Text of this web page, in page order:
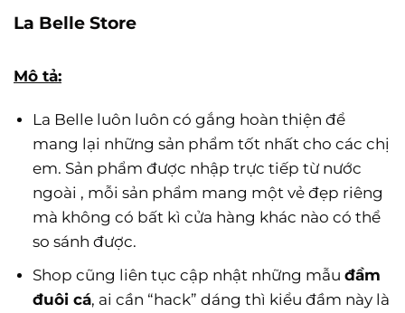
La Belle Store
Mô tả:
La Belle luôn luôn có gắng hoàn thiện để
mang lại những sản phẩm tốt nhất cho các chị
em. Sản phẩm được nhập trực tiếp từ nước
ngoài , mỗi sản phẩm mang một vẻ đẹp riêng
mà không có bất kì cửa hàng khác nào có thể
so sánh được.
Shop cũng liên tục cập nhật những mẫu đầm
đuôi cá, ai cần “hack” dáng thì kiểu đầm này là